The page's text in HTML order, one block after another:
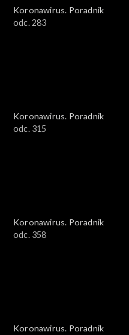
Koronawirus. Poradnik
odc. 283
Koronawirus. Poradnik
odc. 315
Koronawirus. Poradnik
odc. 358
Koronawirus. Poradnik